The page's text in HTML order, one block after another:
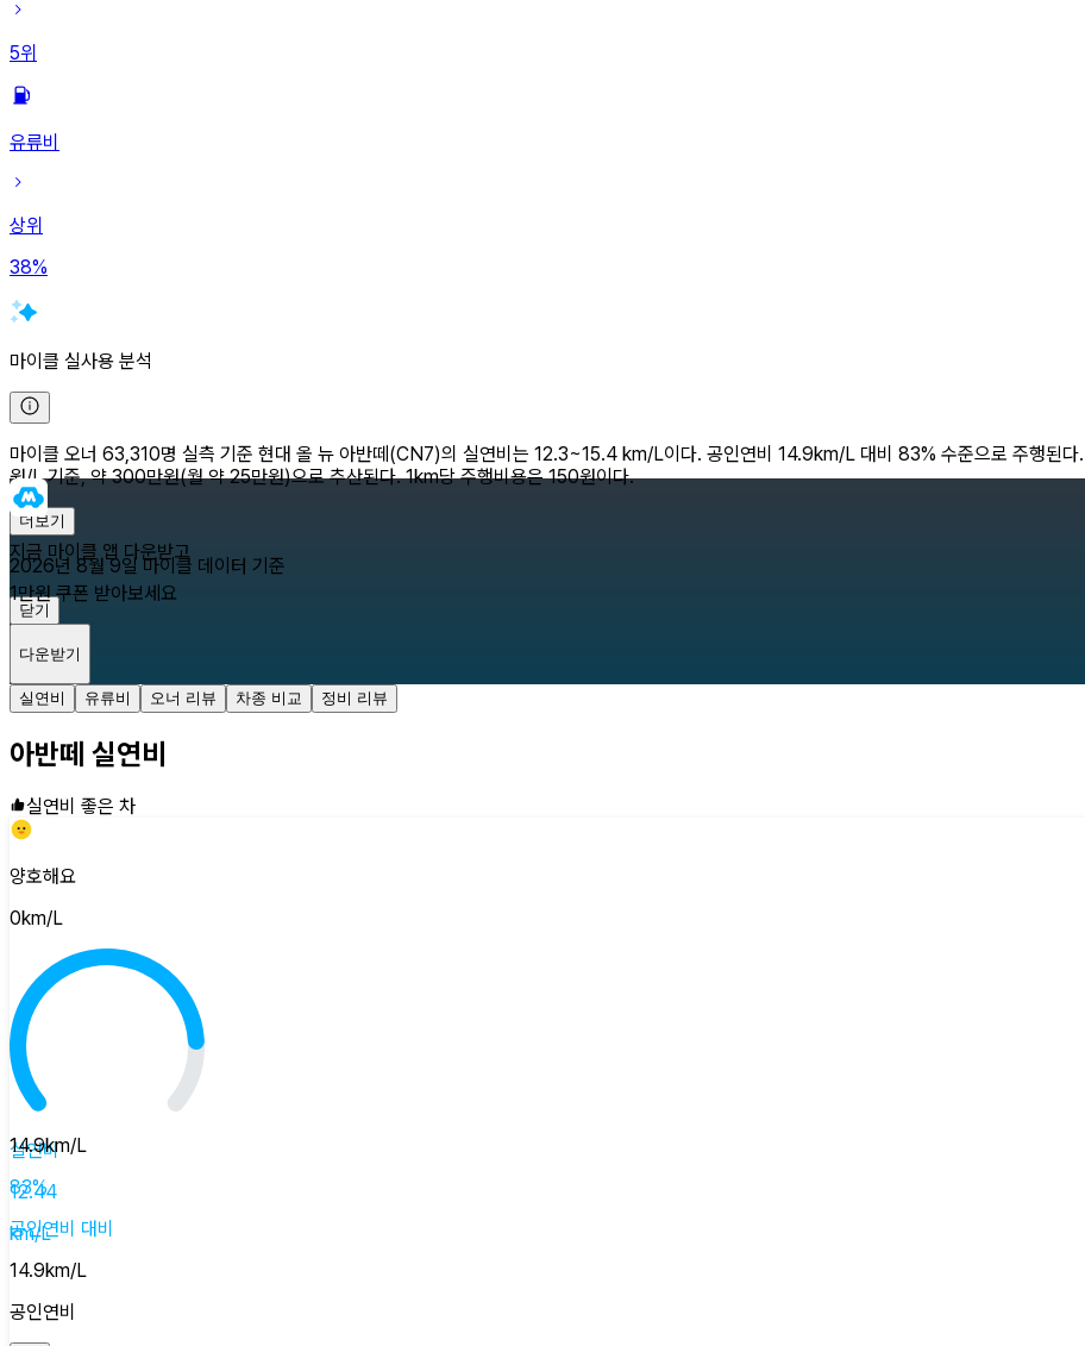
5위
유류비
상위
38%
마이클 실사용 분석
마이클 오너 63,310명 실측 기준 현대 올 뉴 아반떼(CN7)의 실연비는 12.3~15.4 km/L이다. 공인연비 14.9km/L 대비 83% 수준으로 주행된
원/L 기준, 약 300만원(월 약 25만원)으로 추산된다. 1km당 주행비용은 150원이다.
더보기
2026년 8월 9일 마이클 데이터 기준
닫기
지금 마이클 앱 다운받고
1만원 쿠폰 받아보세요
다운받기
실연비 유류비 오너 리뷰 차종 비교 정비 리뷰
아반떼 실연비
실연비 좋은 차
양호해요
0km/L
실연비
12.44
km/L
14.9km/L
83%
공인연비 대비
14.9km/L
공인연비